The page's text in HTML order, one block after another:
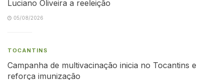
Luciano Oliveira a reeleição
05/08/2026
TOCANTINS
Campanha de multivacinação inicia no Tocantins e
reforça imunização